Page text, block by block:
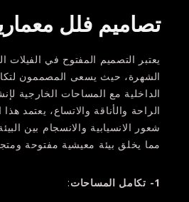
تصاميم فلل
يعتبر التصميم المفتوح في الفيلات
الشهرة، حيث يسعى المصممون
الداخلية مع المساحات الخارجية
الراحة والأناقة والاتساع، يعتمد
شعور الانسيابية والانسجام بين
مما يخلق بيئة معيشية مفتوحة
1- تكامل المساحات :